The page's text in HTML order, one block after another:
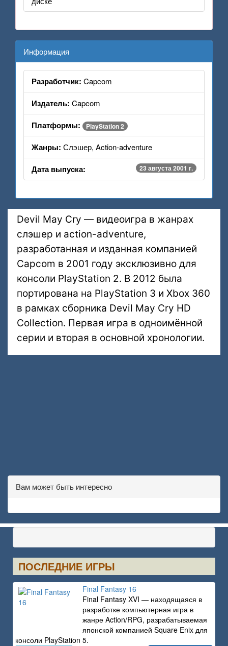
Информация
Разработчик: Capcom
Издатель: Capcom
Платформы: PlayStation 2
Жанры: Слэшер, Action-adventure
Дата выпуска: 23 августа 2001 г.
Devil May Cry — видеоигра в жанрах
слэшер и action-adventure,
разработанная и изданная компанией
Capcom в 2001 году эксклюзивно для
консоли PlayStation 2. В 2012 была
портирована на PlayStation 3 и Xbox 360
в рамках сборника Devil May Cry HD
Collection. Первая игра в одноимённой
серии и вторая в основной хронологии.
Вам может быть интересно
ПОСЛЕДНИЕ ИГРЫ
Final Fantasy 16
Final Fantasy XVI — находящаяся в
разработке компьютерная игра в
жанре Action/RPG, разрабатываемая
японской компанией Square Enix для
консоли PlayStation 5.